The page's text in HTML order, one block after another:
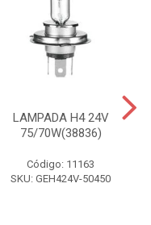
LAMPADA H4 24V
75/70W(38836)
Código: 11163
SKU: GEH424V-50450